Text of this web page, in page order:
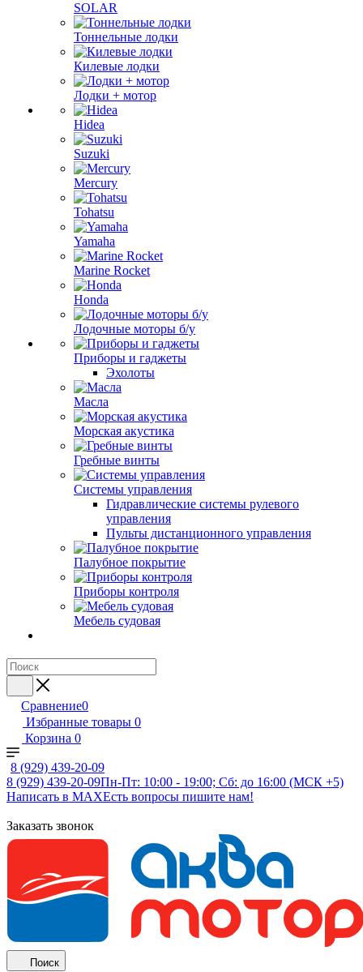
SOLAR
Тоннельные лодки
Килевые лодки
Лодки + мотор
Hidea
Suzuki
Mercury
Tohatsu
Yamaha
Marine Rocket
Honda
Лодочные моторы б/у
Приборы и гаджеты
Эхолоты
Масла
Морская акустика
Гребные винты
Системы управления
Гидравлические системы рулевого
управления
Пульты дистанционного управления
Палубное покрытие
Приборы контроля
Мебель судовая
Сравнение0
Избранные товары 0
Корзина 0
8 (929) 439-20-09
8 (929) 439-20-09Пн-Пт: 10:00 - 19:00; Сб: до 16:00 (МСК +5)
Написать в MAXЕсть вопросы пишите нам!
Заказать звонок
Поиск